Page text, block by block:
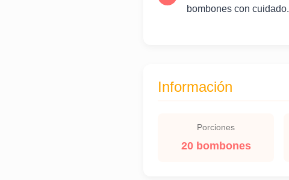
bombones con cuidado.
Información
Porciones
20 bombones